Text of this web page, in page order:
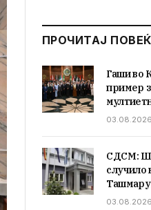
ПРОЧИТАЈ
Гаши во
пример
СДСМ:
случило